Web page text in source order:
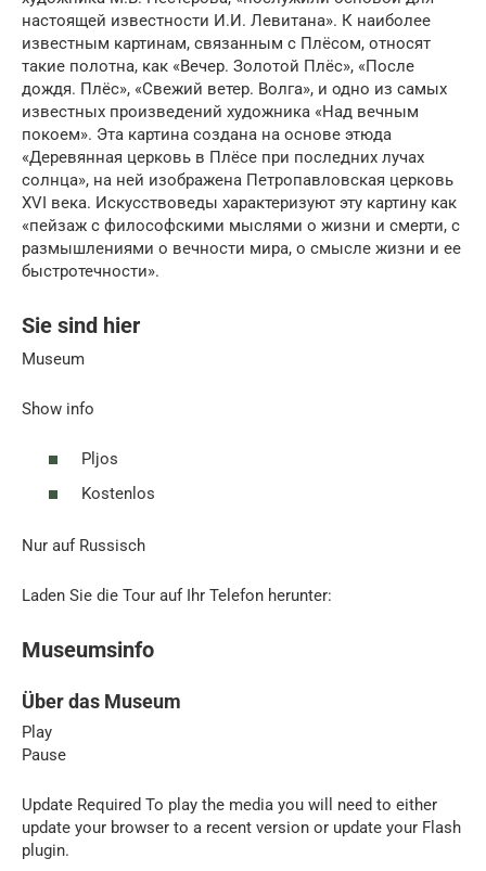
настоящей известности И.И. Левитана». К наиболее
известным картинам, связанным с Плёсом, относят
такие полотна, как «Вечер. Золотой Плёс», «После
дождя. Плёс», «Свежий ветер. Волга», и одно из самых
известных произведений художника «Над вечным
покоем». Эта картина создана на основе этюда
«Деревянная церковь в Плёсе при последних лучах
солнца», на ней изображена Петропавловская церковь
XVI века. Искусствоведы характеризуют эту картину как
«пейзаж с философскими мыслями о жизни и смерти, с
размышлениями о вечности мира, о смысле жизни и ее
быстротечности».
Sie sind hier
Museum
Show info
Pljos
Kostenlos
Nur auf Russisch
Laden Sie die Tour auf Ihr Telefon herunter:
Museumsinfo
Über das Museum
Play
Pause
Update Required To play the media you will need to either
update your browser to a recent version or update your Flash
plugin.